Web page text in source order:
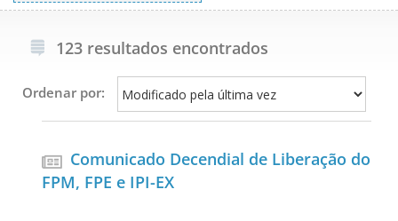
123 resultados encontrados
Ordenar por:
Comunicado Decendial de Liberação do
FPM, FPE e IPI-EX